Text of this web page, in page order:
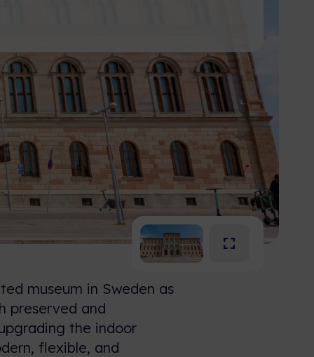
museum in Sweden as
preserved and
the indoor
flexible, and